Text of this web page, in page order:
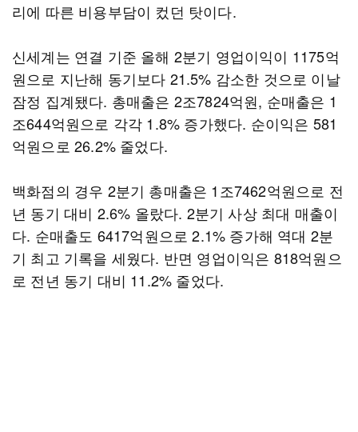
리에 따른 비용부담이 컸던 탓이다.
신세계는 연결 기준 올해 2분기 영업이익이 1175억
원으로 지난해 동기보다 21.5% 감소한 것으로 이날
잠정 집계됐다. 총매출은 2조7824억원, 순매출은 1
조644억원으로 각각 1.8% 증가했다. 순이익은 581
억원으로 26.2% 줄었다.
백화점의 경우 2분기 총매출은 1조7462억원으로 전
년 동기 대비 2.6% 올랐다. 2분기 사상 최대 매출이
다. 순매출도 6417억원으로 2.1% 증가해 역대 2분
기 최고 기록을 세웠다. 반면 영업이익은 818억원으
로 전년 동기 대비 11.2% 줄었다.